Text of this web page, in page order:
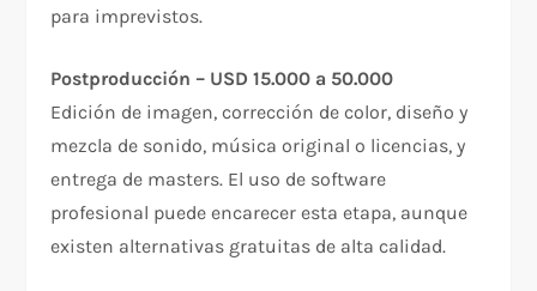
para imprevistos.
Postproducción – USD 15.000 a 50.000
Edición de imagen, corrección de color, diseño y
mezcla de sonido, música original o licencias, y
entrega de masters. El uso de software
profesional puede encarecer esta etapa, aunque
existen alternativas gratuitas de alta calidad.